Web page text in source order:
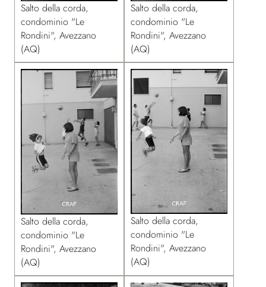
Salto della corda,
condominio "Le
Rondini", Avezzano
(AQ)
Salto della corda,
condominio "Le
Rondini", Avezzano
(AQ)
Salto della corda,
condominio "Le
Rondini", Avezzano
(AQ)
Salto della corda,
condominio "Le
Rondini", Avezzano
(AQ)